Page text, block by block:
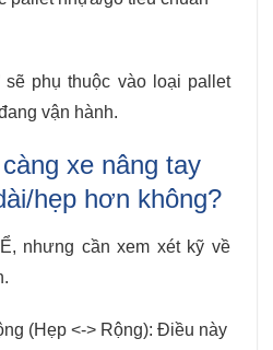
sẽ phụ thuộc vào loại pallet
vận hành.
xe nâng tay
hẹp hơn không?
nhưng cần xem xét kỹ về
(Hẹp <-> Rộng): Điều này